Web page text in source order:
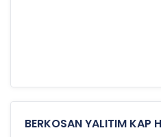
BERKOSAN YALITIM